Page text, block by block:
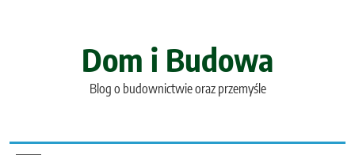
Dom i Budowa
Blog o budownictwie oraz przemyśle